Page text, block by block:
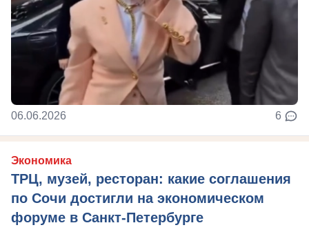
06.06.2026 6
Экономика
ТРЦ, музей, ресторан: какие соглашения
по Сочи достигли на экономическом
форуме в Санкт-Петербурге